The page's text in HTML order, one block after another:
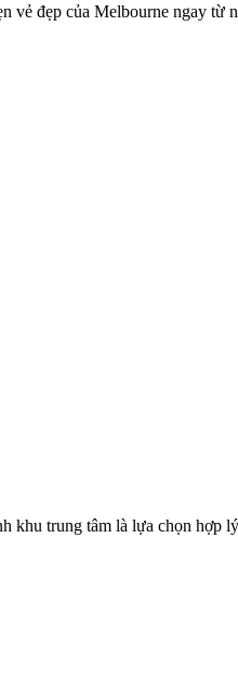
vẻ đẹp của Melbourne ngay từ
trung tâm là lựa chọn hợp